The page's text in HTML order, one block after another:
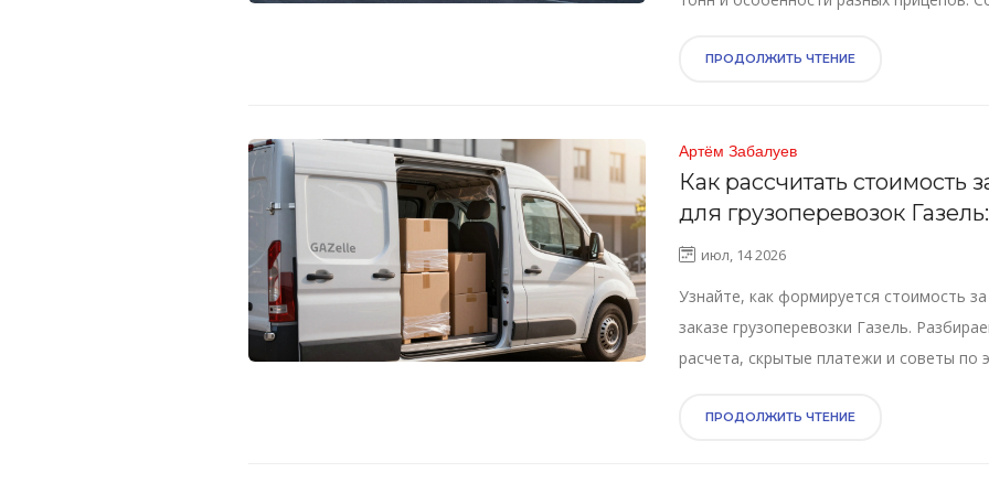
ПРОДОЛЖИТЬ ЧТЕНИЕ
Артём Забалуев
Как рассчитать стоимость
для грузоперевозок Газель:
формулы и реальные цифры
июл, 14 2026
Узнайте, как формируется стоимость
заказе грузоперевозки Газель.
расчета, скрытые платежи и советы по
ПРОДОЛЖИТЬ ЧТЕНИЕ